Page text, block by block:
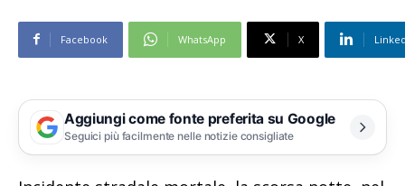
Facebook WhatsApp X
Aggiungi come fonte preferita su Google
Seguici più facilmente nelle notizie consigliate